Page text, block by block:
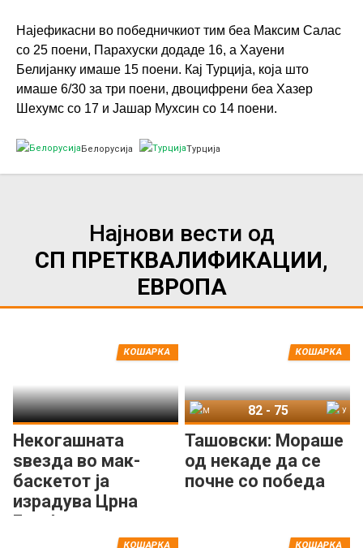
Најефикасни во победничкиот тим беа Максим Салас
со 25 поени, Парахуски додаде 16, а Хауени
Белијанку имаше 15 поени. Кај Турција, која што
имаше 6/30 за три поени, двоцифрени беа Хазер
Шехумс со 17 и Јашар Мухсин со 14 поени.
Белорусија Турција
Најнови вести од
СП ПРЕТКВАЛИФИКАЦИИ,
ЕВРОПА
Некогашната
ѕвезда во мак-
баскетот ја
израдува Црна
Гора!
КОШАРКА
Ташовски: Мораше
од некаде да се
почне со победа
КОШАРКА
82 - 75
КОШАРКА КОШАРКА